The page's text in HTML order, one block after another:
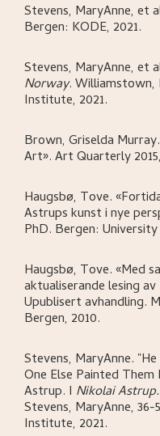
Stevens, MaryAnne, et
Bergen: KODE, 2021.
Stevens, MaryAnne, et
Norway.Williamstown,
Institute, 2021.
Brown, Griselda Murray.
Art».Art Quarterly
Haugsbø, Tove.
Astrups kunst i nye
PhD. Bergen:
Haugsbø, Tove.«Med
aktualiserande lesing
Upublisert avhandling.
Bergen, 2010.
Stevens, MaryAnne.
One Else Painted
Astrup. I Nikolai
Stevens, MaryAnne, 36-
Institute, 2021.